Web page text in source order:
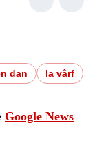
dan la vârf
Google News